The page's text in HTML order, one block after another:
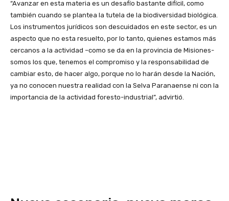
“Avanzar en esta materia es un desafío bastante difícil, como
también cuando se plantea la tutela de la biodiversidad biológica.
Los instrumentos jurídicos son descuidados en este sector, es un
aspecto que no esta resuelto, por lo tanto, quienes estamos más
cercanos a la actividad –como se da en la provincia de Misiones-
somos los que, tenemos el compromiso y la responsabilidad de
cambiar esto, de hacer algo, porque no lo harán desde la Nación,
ya no conocen nuestra realidad con la Selva Paranaense ni con la
importancia de la actividad foresto-industrial”, advirtió.